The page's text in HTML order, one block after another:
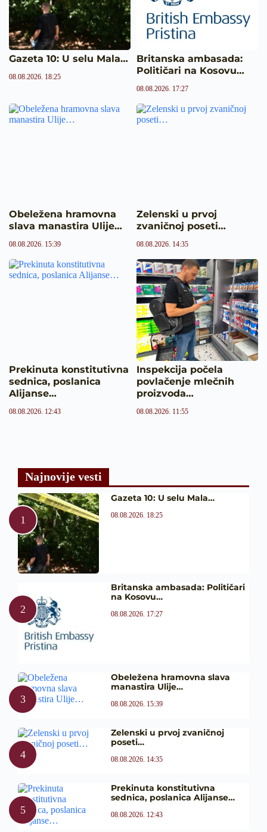
Gazeta 10: U selu Mala…
08.08.2026. 18:25
Britanska ambasada:
Političari na Kosovu…
08.08.2026. 17:27
Obeležena hramovna
slava manastira Ulije…
08.08.2026. 15:39
Zelenski u prvoj
zvaničnoj poseti…
08.08.2026. 14:35
Prekinuta konstitutivna
sednica, poslanica
Alijanse…
08.08.2026. 12:43
Inspekcija počela
povlačenje mlečnih
proizvoda…
08.08.2026. 11:55
Najnovije vesti
Gazeta 10: U selu Mala…
08.08.2026. 18:25
Britanska ambasada: Političari
na Kosovu…
08.08.2026. 17:27
Obeležena hramovna slava
manastira Ulije…
08.08.2026. 15:39
Zelenski u prvoj zvaničnoj
poseti…
08.08.2026. 14:35
Prekinuta konstitutivna
sednica, poslanica Alijanse…
08.08.2026. 12:43